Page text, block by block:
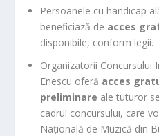
Persoanele cu handicap
beneficiază de acces
disponibile, conform legii.
Organizatorii Concursului
Enescu oferă acces
preliminare ale tuturor
cadrul concursului, care
Națională de Muzică din